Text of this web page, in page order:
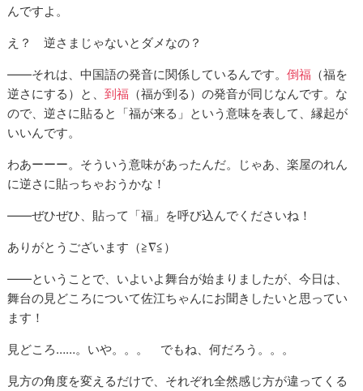
んですよ。
え？ 逆さまじゃないとダメなの？
――それは、中国語の発音に関係しているんです。倒福 （福を
逆さにする）と、到福 （福が到る）の発音が同じなんです。な
ので、逆さに貼ると「福が来る」という意味を表して、縁起が
いいんです。
わあーーー。そういう意味があったんだ。じゃあ、楽屋のれん
に逆さに貼っちゃおうかな！
――ぜひぜひ、貼って「福」を呼び込んでくださいね！
ありがとうございます（≧∇≦）
――ということで、いよいよ舞台が始まりましたが、今日は、
舞台の見どころについて佐江ちゃんにお聞きしたいと思ってい
ます！
見どころ……。いや。。。 でもね、何だろう。。。
見方の角度を変えるだけで、それぞれ全然感じ方が違ってくる